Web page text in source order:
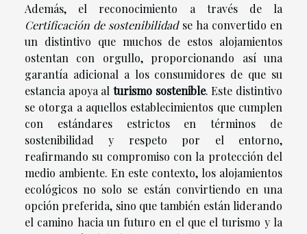
Además, el reconocimiento a través de la
Certificación de sostenibilidadse ha convertido en
un distintivo que muchos de estos alojamientos
ostentan con orgullo, proporcionando así una
garantía adicional a los consumidores de que su
estancia apoya al turismo sostenible. Este distintivo
se otorga a aquellos establecimientos que cumplen
con estándares estrictos en términos de
sostenibilidad y respeto por el entorno,
reafirmando su compromiso con la protección del
medio ambiente. En este contexto, los alojamientos
ecológicos no solo se están convirtiendo en una
opción preferida, sino que también están liderando
el camino hacia un futuro en el que el turismo y la